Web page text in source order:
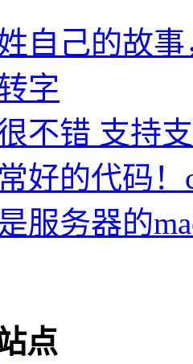
自己的故事
字
不错 支持
好的代码！
服务器的
点